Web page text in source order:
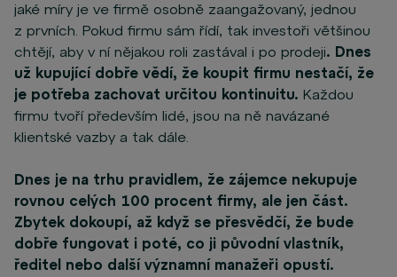
jaké míry je ve firmě osobně zaangažovaný, jednou
z prvních. Pokud firmu sám řídí, tak investoři většinou
chtějí, aby v ní nějakou roli zastával i po prodeji. Dnes
už kupující dobře vědí, že koupit firmu nestačí, že
je potřeba zachovat určitou kontinuitu. Každou
firmu tvoří především lidé, jsou na ně navázané
klientské vazby a tak dále.
Dnes je na trhu pravidlem, že zájemce nekupuje
rovnou celých 100 procent firmy, ale jen část.
Zbytek dokoupí, až když se přesvědčí, že bude
dobře fungovat i poté, co ji původní vlastník,
ředitel nebo další významní manažeři opustí.